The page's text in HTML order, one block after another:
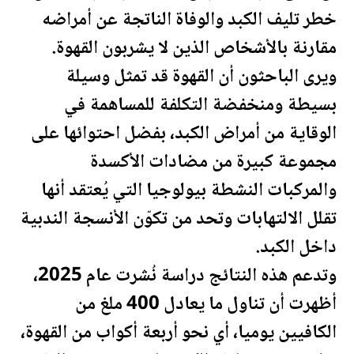
خطر تليف الكبد والوفاة الناتجة عن أمراضه
مقارنة بالأشخاص الذين لا يشربون القهوة.
ويرى الباحثون أن القهوة قد تمثل وسيلة
بسيطة ومنخفضة التكلفة للمساهمة في
الوقاية من أمراض الكبد، بفضل احتوائها على
مجموعة كبيرة من مضادات الأكسدة
والمركبات النشطة بيولوجيا التي يُعتقد أنها
تقلل الالتهابات وتحد من تكوّن الأنسجة الندبية
داخل الكبد.
وتدعم هذه النتائج دراسة نُشرت عام 2025،
أظهرت أن تناول ما يعادل 400 ملغ من
الكافيين يوميا، أي نحو أربعة أكواب من القهوة،